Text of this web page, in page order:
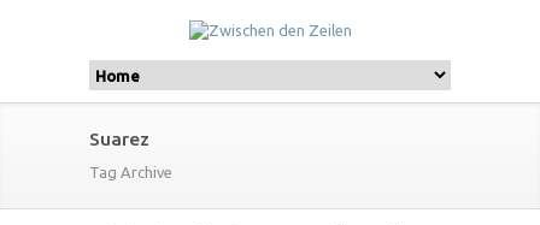
Suarez
Tag Archive